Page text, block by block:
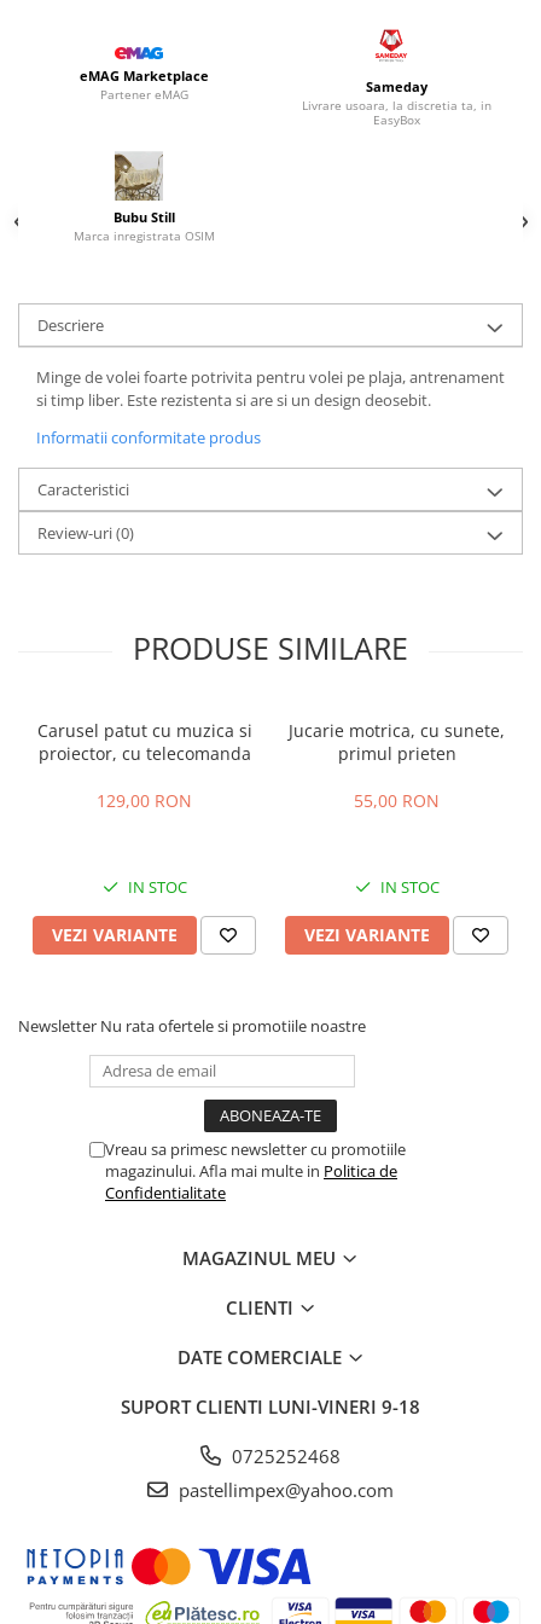
eMAG Marketplace
Partener eMAG Sameday
Livrare usoara, la discretia ta, in
EasyBox
Bubu Still
Marca inregistrata OSIM
Descriere
Minge de volei foarte potrivita pentru volei pe plaja, antrenament
si timp liber. Este rezistenta si are si un design deosebit.
Informatii conformitate produs
Caracteristici
Review-uri(0)
PRODUSE SIMILARE
Carusel patut cu muzica si
proiector, cu telecomanda
129,00 RON
IN STOC
VEZI VARIANTE
Jucarie motrica, cu sunete,
primul prieten
55,00 RON
IN STOC
VEZI VARIANTE
Newsletter Nu rata ofertele si promotiile noastre
Vreau sa primesc newsletter cu promotiile
magazinului. Afla mai multe in Politica de
Confidentialitate
MAGAZINUL MEU
CLIENTI
DATE COMERCIALE
SUPORT CLIENTI LUNI-VINERI 9-18
0725252468
pastellimpex@yahoo.com